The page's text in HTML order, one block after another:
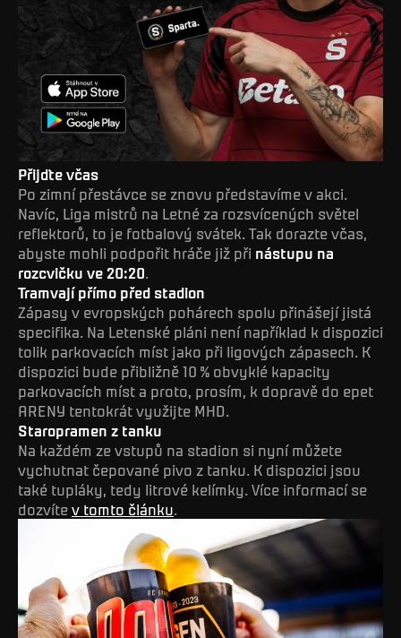
Přijďte včas
Po zimní přestávce se znovu představíme v akci.
Navíc, Liga mistrů na Letné za rozsvícených světel
reflektorů, to je fotbalový svátek. Tak dorazte včas,
abyste mohli podpořit hráče již při nástupu na
rozcvičku ve 20:20.
Tramvají přímo před stadion
Zápasy v evropských pohárech spolu přinášejí jistá
specifika. Na Letenské pláni není například k dispozici
tolik parkovacích míst jako při ligových zápasech. K
dispozici bude přibližně 10 % obvyklé kapacity
parkovacích míst a proto, prosím, k dopravě do epet
ARENY tentokrát využijte MHD.
Staropramen z tanku
Na každém ze vstupů na stadion si nyní můžete
vychutnat čepované pivo z tanku. K dispozici jsou
také tupláky, tedy litrové kelímky. Více informací se
dozvítev tomto článku.